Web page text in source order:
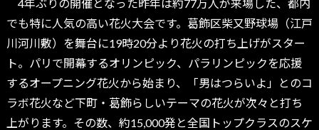
4年ぶりの開催となった昨年は約77万人が来場した、都内
でも特に人気の高い花火大会です。葛飾区柴又野球場（江戸
川河川敷）を舞台に19時20分より花火の打ち上げがスター
ト。パリで開幕するオリンピック、パラリンピックを応援
するオープニング花火から始まり、「男はつらいよ」とのコ
ラボ花火など下町・葛飾らしいテーマの花火が次々と打ち
上がります。その数、約15,000発と全国トップクラスのスケ